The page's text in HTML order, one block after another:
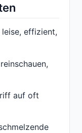
effizient,
auf oft